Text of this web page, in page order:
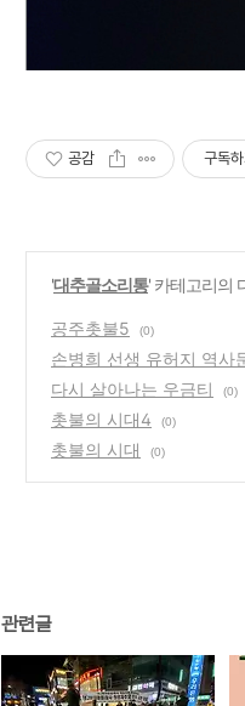
공감 구독하
'대추골소리통' 카테고리의
공주촛불5 (0)
손병희 선생 유허지 역사
다시 살아나는 우금티 (0)
촛불의 시대4 (0)
촛불의 시대 (0)
관련글